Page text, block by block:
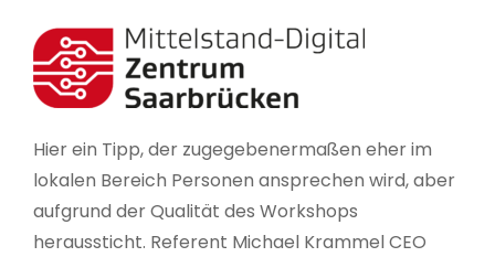
in
Deutschland
Hier ein Tipp, der zugegebenermaßen eher im
lokalen Bereich Personen ansprechen wird, aber
aufgrund der Qualität des Workshops
heraussticht. Referent Michael Krammel CEO